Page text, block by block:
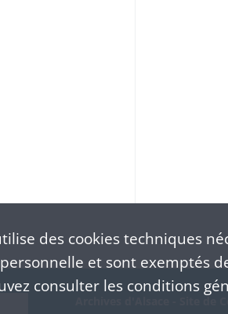
des cookiestechniques
et sont exemptés
consulter les conditions